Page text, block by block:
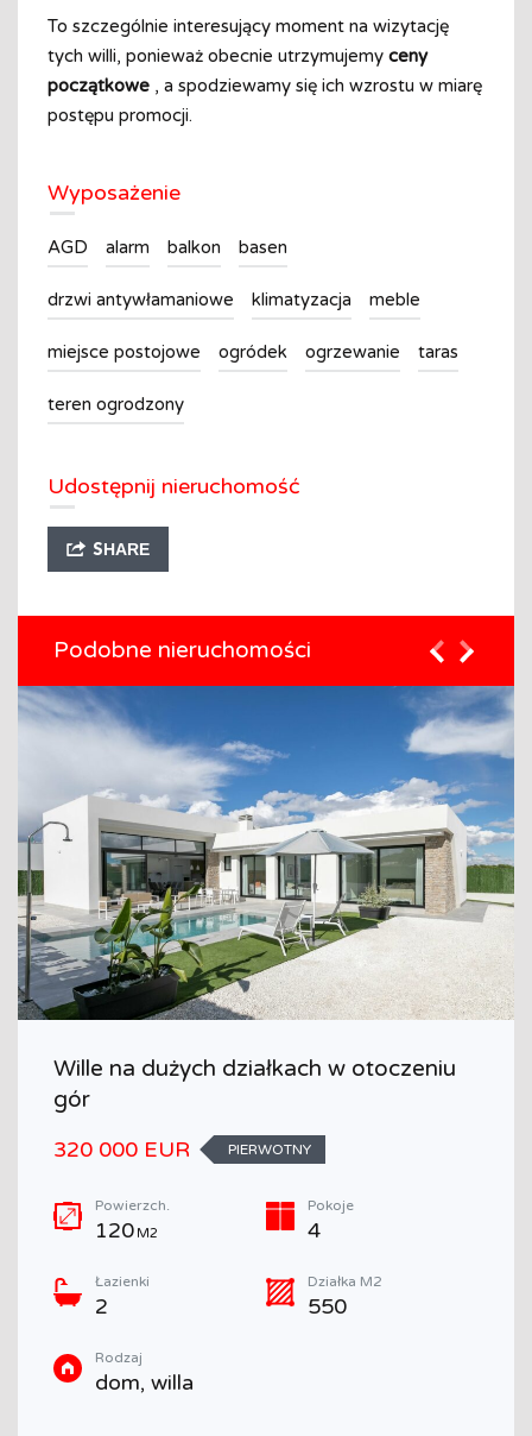
To szczególnie interesujący moment na wizytację
tych willi, ponieważ obecnie utrzymujemy ceny
początkowe , a spodziewamy się ich wzrostu w miarę
postępu promocji.
Wyposażenie
AGD alarm balkon basen
drzwi antywłamaniowe klimatyzacja meble
miejsce postojowe ogródek ogrzewanie taras
teren ogrodzony
Udostępnij nieruchomość
SHARE
Podobne nieruchomości
Wille na dużych działkach w otoczeniu
gór
320 000 EUR
PIERWOTNY
Powierzch.
120 M2
Pokoje
4
Łazienki
2
Działka M2
550
Rodzaj
dom, willa